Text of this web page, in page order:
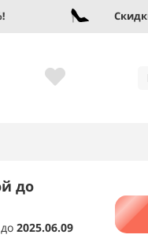
Скидки
до
до 2025.06.09